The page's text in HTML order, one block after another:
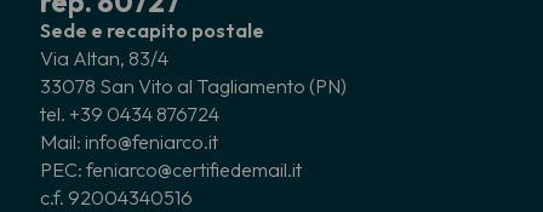
Sede e recapito postale
Via Altan, 83/4
33078 San Vito al Tagliamento (PN)
tel. +39 0434 876724
Mail: info@feniarco.it
PEC: feniarco@certifiedemail.it
c.f. 92004340516